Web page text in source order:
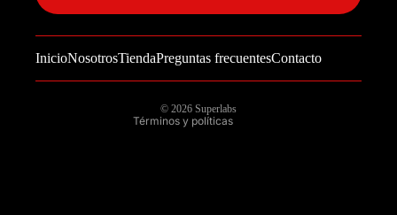
InicioNosotrosTiendaPreguntas frecuentesContacto
© 2026 Superlabs
Términos y políticas
Política de reembolso
Términos del servicio
Política de envío